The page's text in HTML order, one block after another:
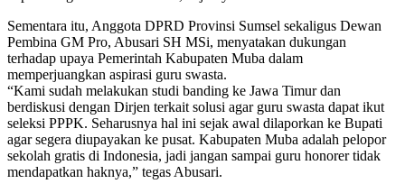
Sementara itu, Anggota DPRD Provinsi Sumsel sekaligus Dewan
Pembina GM Pro, Abusari SH MSi, menyatakan dukungan
terhadap upaya Pemerintah Kabupaten Muba dalam
memperjuangkan aspirasi guru swasta.
“Kami sudah melakukan studi banding ke Jawa Timur dan
berdiskusi dengan Dirjen terkait solusi agar guru swasta dapat ikut
seleksi PPPK. Seharusnya hal ini sejak awal dilaporkan ke Bupati
agar segera diupayakan ke pusat. Kabupaten Muba adalah pelopor
sekolah gratis di Indonesia, jadi jangan sampai guru honorer tidak
mendapatkan haknya,” tegas Abusari.